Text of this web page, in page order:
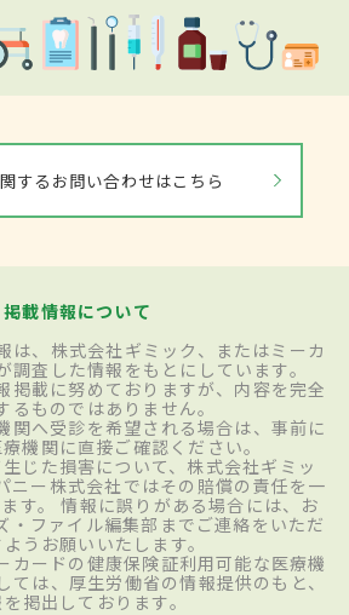
するお問い合わせはこちら
掲載情報について
は、株式会社ギミック、またはミーカ
調査した情報をもとにしています。
掲載に努めておりますが、内容を完全
るものではありません。
関へ受診を希望される場合は、事前に
機関に直接ご確認ください。
じた損害について、株式会社ギミッ
ニー株式会社ではその賠償の責任を一
す。 情報に誤りがある場合には、お
・ファイル編集部までご連絡をいただ
うお願いいたします。
カードの健康保険証利用可能な医療機
ては、厚生労働省の情報提供のもと、
掲出しております。